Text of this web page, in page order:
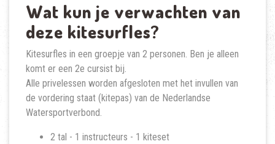
Wat kun je verwachten van
deze kitesurfles?
Kitesurfles in een groepje van 2 personen. Ben je alleen
komt er een 2e cursist bij.
Alle privelessen worden afgesloten met het invullen van
de vordering staat (kitepas) van de Nederlandse
Watersportverbond.
2 tal - 1 instructeurs - 1 kiteset